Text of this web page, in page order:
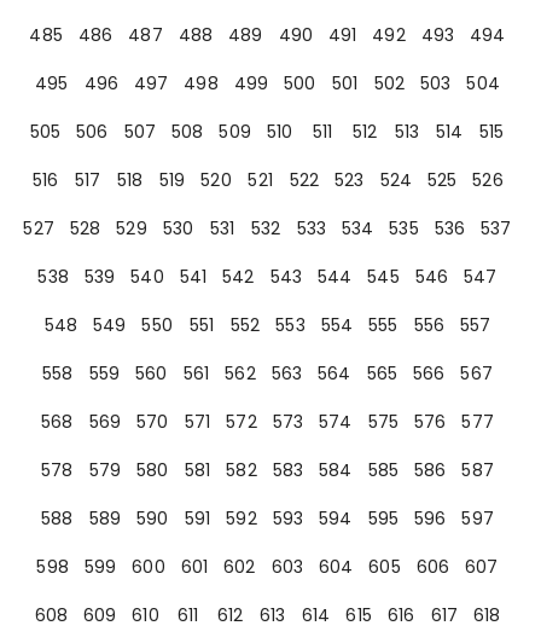
485
486 487 488 489 490 491 492 493
494
495
496 497 498 499 500 501 502 503
504
505
506 507 508 509 510 511 512 513 514
515
516
517 518 519 520 521 522 523 524 525
526
527
528 529 530 531 532 533 534 535 536
537
538
539 540 541 542 543 544 545 546
547
548
549 550 551 552 553 554 555 556
557
558
559 560 561 562 563 564 565 566
567
568
569 570 571 572 573 574 575 576
577
578
579 580 581 582 583 584 585 586
587
588
589 590 591 592 593 594 595 596
597
598
599 600 601 602 603 604 605 606
607
608
609 610 611 612 613 614 615 616 617
618